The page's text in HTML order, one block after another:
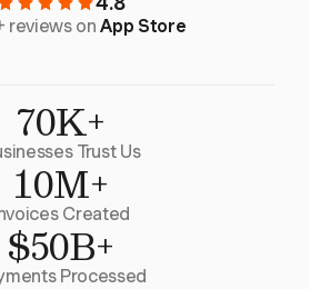
reviews onApp Store
70K+
Trust Us
10M+
Created
$50B+
Processed